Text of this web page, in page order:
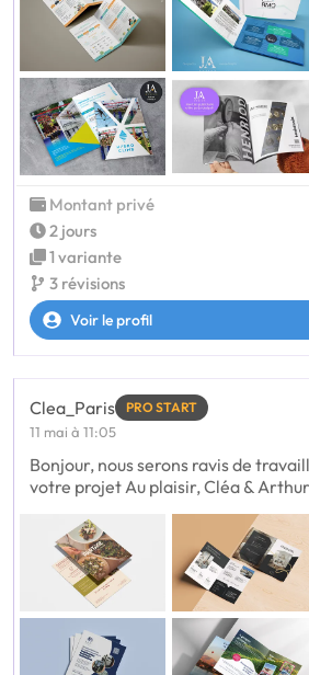
Montant privé
2 jours
1 variante
3 révisions
Voir le profil
Clea_Paris PRO START
11 mai à 11:05
Bonjour, nous serons ravis de
votre projet Au plaisir, Cléa & Arthur